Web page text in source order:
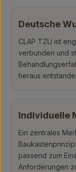
Deutsche
CLAP TZU ist
verbunden und
heraus
Individuelle
Ein zentrales
passend zum
Anforderungen